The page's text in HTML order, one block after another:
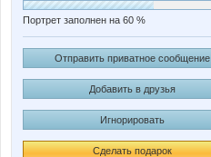
Портрет заполнен на 60 %
Отправить приватное сообщение
Добавить в друзья
Игнорировать
Сделать подарок